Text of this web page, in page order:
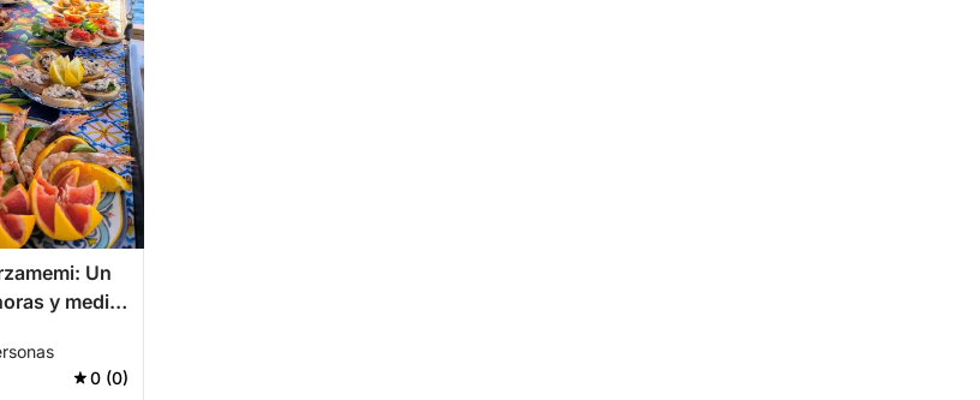
Un
y media
0 (0)